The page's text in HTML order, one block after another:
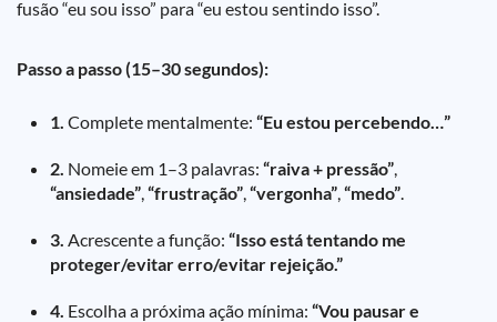
fusão “eu sou isso” para “eu estou sentindo isso”.
Passo a passo (15–30 segundos):
1. Complete mentalmente: “Eu estou percebendo…”
2. Nomeie em 1–3 palavras: “raiva + pressão”,
“ansiedade”,“frustração”,“vergonha”,“medo”.
3. Acrescente a função: “Isso está tentando me
proteger/evitar erro/evitar rejeição.”
4. Escolha a próxima ação mínima: “Vou pausar e